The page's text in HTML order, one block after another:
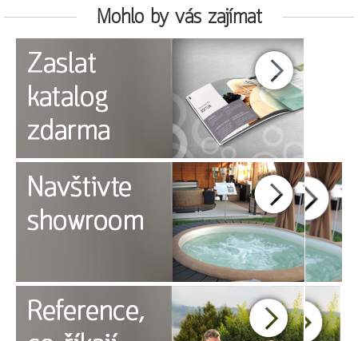
Mohlo by vás zajímat